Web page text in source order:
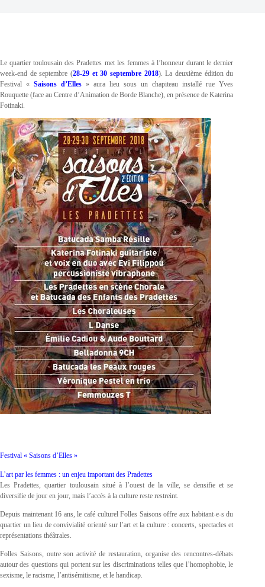
Le quartier toulousain des Pradettes met les femmes à l’honneur durant le dernier
week-end de septembre (28-29 et 30 septembre 2018). La deuxième édition du
Festival «Saisons d’Elles » aura lieu sous un chapiteau installé rue Yves
Rouquette (face au Centre d’Animation de Borde Blanche), en présence de Katerina
Fotinaki.
Festival « Saisons d’Elles »
L’art par les femmes : un enjeu important des Pradettes
Les Pradettes, quartier toulousain situé à l’ouest de la ville, se densifie et se
diversifie de jour en jour, mais l’accès à la culture reste restreint.
Depuis maintenant 16 ans, le café culturel Folles Saisons offre aux habitant-e-s du
quartier un lieu de convivialité orienté sur l’art et la culture : concerts, spectacles et
représentations théâtrales.
Folles Saisons, outre son activité de restauration, organise des rencontres-débats
autour des questions qui portent sur les discriminations telles que l’homophobie, le
sexisme, le racisme, l’antisémitisme, et le handicap.